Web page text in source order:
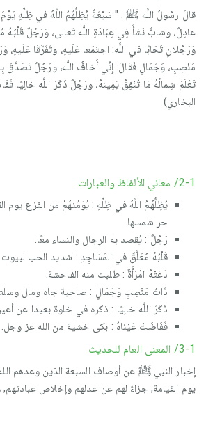
قالَ رسُولُ اللَّه ﷺ : " سَبْعَةٌ يُظِلُّهُمُ اللَّهُ في ظِلِّهِ يَوْمَ
عادِلٌ، وشابٌّ نَشَأَ فِي عِبَادَةِ اللَّه تَعالى، وَرَجُلٌ قَلْبُهُ
وَرَجُلانِ تَحَابَّا في اللَّه: اجتَمَعا عَلَيهِ، وتَفَرَّقَا عَلَيهِ،
مَنْصِبٍ، وَجَمَالٍ فَقَالَ: إِنِّي أَخافُ اللَّه، ورَجُلٌ تَصَدَّقَ
تَعْلَمَ شِمالُهُ مَا تُنْفِقُ يَمِينهُ، ورَجُلٌ ذَكَرَ اللَّه
البخاري)
2-1/ معاني الألفاظ والعبارات
يُظِلُّهُمُ اللَّهُ في ظِلِّهِ : يُوَمُنهُمْ من الفزع يوم
حر شمسها.
رَجُلٌ : يُقصد به الرجال والنساء معًا.
قَلْبُهُ مُعَلَّقٌ في المَسَاجِدِ : شديد الحب لبيوت
دَعَتْهُ امْرَأَةٌ : طلبت منه الفاحشة.
ذَاتُ مَنْصِبٍ وَجَمَالٍ : صاحبة جاه ومال
ذَكَرَ اللَّه خالِيًا : ذكره في خلوة بعيدا عن
فَفَاضَتْ عَيْنَاهُ : بكى خشية من الله عز وجل.
3-1/ المعنى العام للحديث
إخبار النبي ﷺ عن أوصاف السبعة الذين وعدهم
يوم القيامة, جزاءً لهم عن عدلهم وإخلاص